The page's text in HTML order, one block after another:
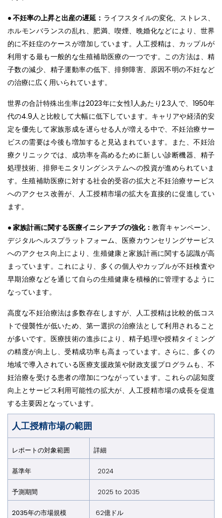
● 不妊率の上昇と出産の遅延： ライフスタイルの変化、ストレス、
ホルモンバランスの乱れ、肥満、喫煙、晩婚化などにより、世界
的に不妊症のケースが増加しています。人工授精は、カップルが
利用する最も一般的な生殖補助医療の一つです。この方法は、精
子数の減少、精子運動率の低下、排卵障害、原因不明の不妊など
の治療に広く用いられています。
世界の合計特殊出生率は2023年に女性1人あたり2.3人で、1950年
代の4.9人と比較して大幅に低下しています。キャリアや経済的安
定を優先して家族形成を遅らせる人が増える中で、不妊治療サー
ビスの需要は今後も増加すると見込まれています。また、不妊治
療クリニックでは、成功率を高めるために新しい診断機器、精子
処理技術、排卵モニタリングシステムへの投資が進められていま
す。生殖補助医療に対する社会的受容の拡大と不妊治療サービス
へのアクセス改善が、人工授精市場の拡大を直接的に促進してい
ます。
● 家族計画に関する医療イニシアチブの強化： 教育キャンペーン、
デジタルヘルスプラットフォーム、医療カウンセリングサービス
へのアクセス向上により、生殖健康と家族計画に関する認識が高
まっています。これにより、多くの個人やカップルが不妊検査や
早期治療などを通じて自らの生殖健康を積極的に管理するように
なっています。
高度な不妊治療法は多数存在しますが、人工授精は比較的低コス
トで侵襲性が低いため、第一選択の治療法として利用されること
が多いです。医療技術の進歩により、精子処理や授精タイミング
の精度が向上し、受精成功率も高まっています。さらに、多くの
地域で導入されている医療支援政策や財政支援プログラムも、不
妊治療を受ける患者の増加につながっています。これらの認知度
向上とサービス利用可能性の拡大が、人工授精市場の成長を促進
する主要因となっています。
人工授精市場の範囲
レポートの対象範囲 詳細
基準年 2024
予測期間 2025 to 2035
2035年の市場規模 62億ドル